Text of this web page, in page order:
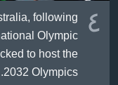
٤ following
Olympic
to host the
2032 Olympics.